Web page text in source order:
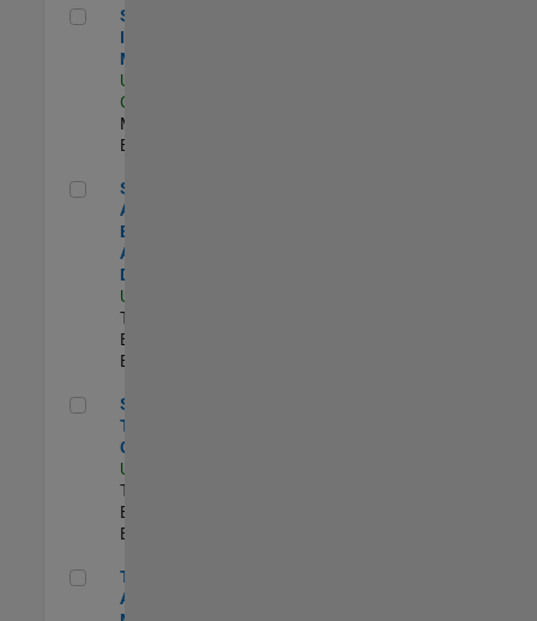
Semiconductor Industry Manager
Semiconductor
Industry
Manager
US-CA-Santa
Clara
Marketing |
Experimentado
Senior Application Engineer - Aerospace & Defense
Senior
Application
Engineer -
Aerospace &
Defense
US-MA-Natick
Technical Sales
Engineering |
Experimentado
Senior Technical Consultant
Senior
Technical
Consultant
US-MI-Novi
Technical Sales
Engineering |
Experimentado
Technical Account Manager - Defense
Technical
Account